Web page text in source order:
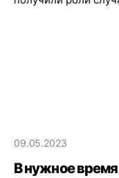
09.05.2023
В нужное